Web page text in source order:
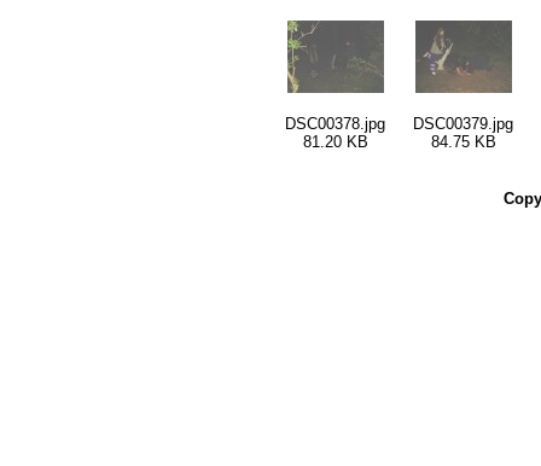
DSC00378.jpg
81.20 KB
DSC00379.jpg
84.75 KB